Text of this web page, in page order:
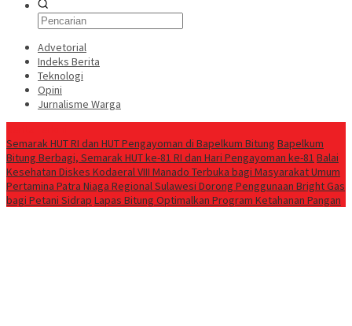
Advetorial
Indeks Berita
Teknologi
Opini
Jurnalisme Warga
Semarak HUT RI dan HUT Pengayoman di Bapelkum Bitung ‎Bapelkum
Bitung Berbagi, Semarak HUT ke-81 RI dan Hari Pengayoman ke-81 Balai
Kesehatan Diskes Kodaeral VIII Manado Terbuka bagi Masyarakat Umum
Pertamina Patra Niaga Regional Sulawesi Dorong Penggunaan Bright Gas
bagi Petani Sidrap Lapas Bitung Optimalkan Program Ketahanan Pangan